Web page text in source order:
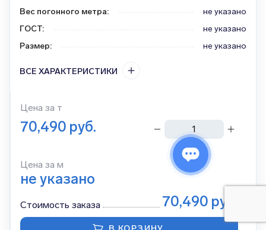
Вес погонного метра:
не указано
ГОСТ:
не указано
Размер: не указано
ВСЕ ХАРАКТЕРИСТИКИ
Цена за т
70,490 руб.
тонн
Цена за м
не указано
Стоимость заказа 70,490 руб.